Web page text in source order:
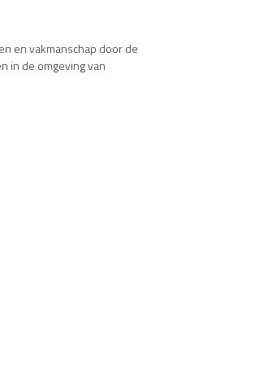
en vakmanschap door de
in de omgeving van